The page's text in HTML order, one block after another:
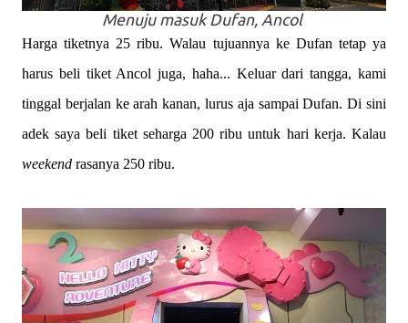
Menuju masuk Dufan, Ancol
Harga tiketnya 25 ribu. Walau tujuannya ke Dufan tetap ya
harus beli tiket Ancol juga, haha... Keluar dari tangga, kami
tinggal berjalan ke arah kanan, lurus aja sampai Dufan. Di sini
adek saya beli tiket seharga 200 ribu untuk hari kerja. Kalau
weekend rasanya 250 ribu.